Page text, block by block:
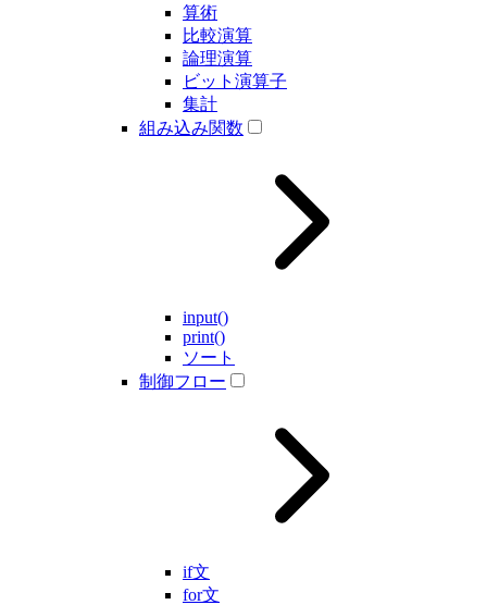
算術
比較演算
論理演算
ビット演算子
集計
組み込み関数
input()
print()
ソート
制御フロー
if文
for文